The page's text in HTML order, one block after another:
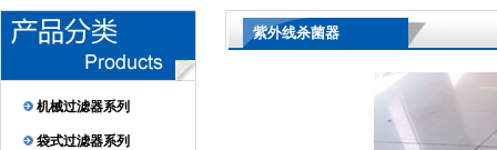
机械过滤器系列
袋式过滤器系列
紫外线杀菌器